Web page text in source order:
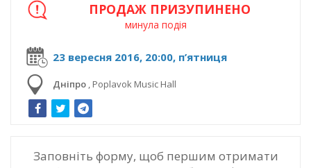
23 вересня 2016, 20:00, п’ятниця
Дніпро , Poplavok Music Hall
ПРОДАЖ ПРИЗУПИНЕНО
минула подія
Заповніть форму, щоб першим отримати